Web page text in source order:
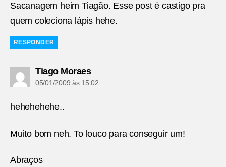
Sacanagem heim Tiagão. Esse post é castigo pra
quem coleciona lápis hehe.
RESPONDER
Tiago Moraesdiz:
05/01/2009 às 15:02
hehehehehe..
Muito bom neh. To louco para conseguir um!
Abraços